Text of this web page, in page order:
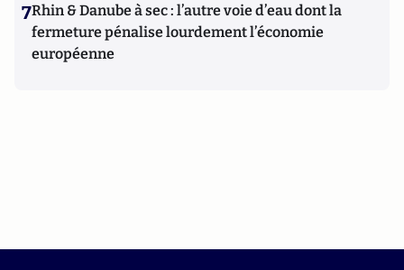
7Rhin & Danube à sec : l’autre voie d’eau dont la
fermeture pénalise lourdement l’économie
européenne